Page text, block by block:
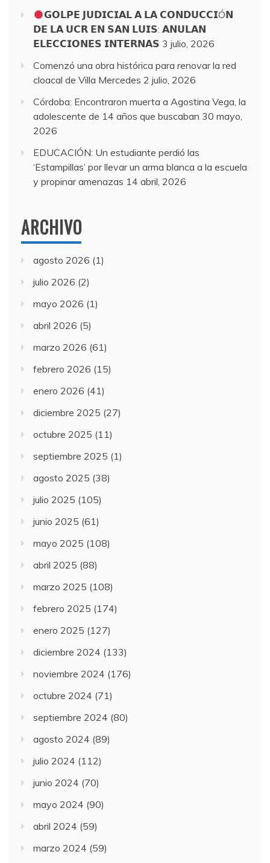
𝗚𝗢𝗟𝗣𝗘 𝗝𝗨𝗗𝗜𝗖𝗜𝗔𝗟 𝗔 𝗟𝗔 𝗖𝗢𝗡𝗗𝗨𝗖𝗖𝗜Ó𝗡
𝗗𝗘 𝗟𝗔 𝗨𝗖𝗥 𝗘𝗡 𝗦𝗔𝗡 𝗟𝗨𝗜𝗦: 𝗔𝗡𝗨𝗟𝗔𝗡
𝗘𝗟𝗘𝗖𝗖𝗜𝗢𝗡𝗘𝗦 𝗜𝗡𝗧𝗘𝗥𝗡𝗔𝗦 3 julio, 2026
Comenzó una obra histórica para renovar la red
cloacal de Villa Mercedes 2 julio, 2026
Córdoba: Encontraron muerta a Agostina Vega, la
adolescente de 14 años que buscaban 30 mayo,
2026
EDUCACIÓN: Un estudiante perdió las
‘Estampillas’ por llevar un arma blanca a la escuela
y propinar amenazas 14 abril, 2026
ARCHIVO
agosto 2026 (1)
julio 2026 (2)
mayo 2026 (1)
abril 2026 (5)
marzo 2026 (61)
febrero 2026 (15)
enero 2026 (41)
diciembre 2025 (27)
octubre 2025 (11)
septiembre 2025 (1)
agosto 2025 (38)
julio 2025 (105)
junio 2025 (61)
mayo 2025 (108)
abril 2025 (88)
marzo 2025 (108)
febrero 2025 (174)
enero 2025 (127)
diciembre 2024 (133)
noviembre 2024 (176)
octubre 2024 (71)
septiembre 2024 (80)
agosto 2024 (89)
julio 2024 (112)
junio 2024 (70)
mayo 2024 (90)
abril 2024 (59)
marzo 2024 (59)